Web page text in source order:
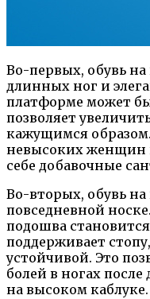
Во-первых, обувь
длинных ног и
платформе может
позволяет
кажущимся
невысоких женщин
себе добавочные
Во-вторых, обувь
повседневной
подошва
поддерживает
устойчивой. Это
болей в ногах
на высоком каблуке.